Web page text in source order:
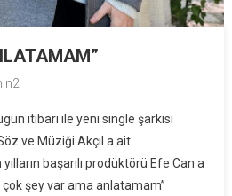
itibari ile yeni single şarkısı
ve Müziği Akçıl a ait
başarılı prodüktörü Efe Can a
şey var ama anlatamam”